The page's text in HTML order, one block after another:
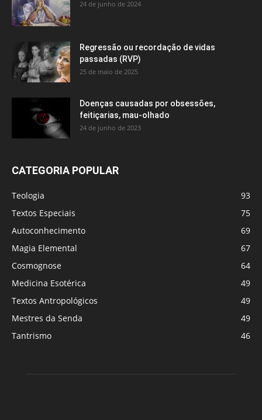
24 de junho de 2024
Regressão ou recordação de vidas
passadas (RVP)
25 de maio de 2025
Doenças causadas por obsessões,
feitiçarias, mau-olhado
24 de junho de 2023
CATEGORIA POPULAR
Teologia
93
Textos Especiais
75
Autoconhecimento
69
Magia Elemental
67
Cosmognose
64
Medicina Esotérica
49
Textos Antropológicos
49
Mestres da Senda
49
Tantrismo
46